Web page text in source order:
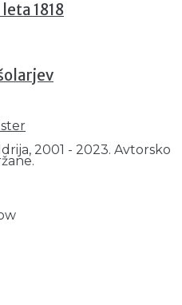
1818
2001 - 2023. Avtorsko